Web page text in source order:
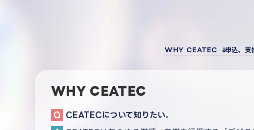
WHY CEATEC 申込、支
WHY CEATEC
CEATECについて知りたい。